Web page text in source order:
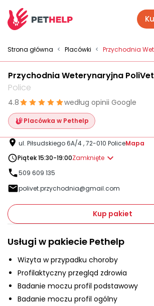
+48 790 277 277
EN
Pakiety weterynaryjne
Ubezpieczenie psa i kota
Benefit dla firm
O nas
Placówki
Zaloguj się
Strona główna < Placówki < Przychodnia
Przychodnia Weterynaryjna PoliVet
Police
4.8 według opinii Google
Placówka w Pethelp
ul. Piłsudskiego 6A/4 , 72-010 PoliceMapa
Piątek 15:30-19:00Zamknięte
509 609 135
polivet.przychodnia@gmail.com
Kup pakiet
Usługi w pakiecie Pethelp
Wizyta w przypadku choroby
Profilaktyczny przegląd zdrowia
Badanie moczu profil podstawowy
Badanie moczu profil ogólny